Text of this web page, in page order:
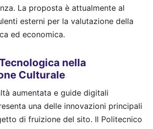
La proposta è attualmente al
esterni per la valutazione della
ed economica.
nella
Culturale
aumentata e guide digitali
una delle innovazioni principali
di fruizione del sito. Il Politecnico